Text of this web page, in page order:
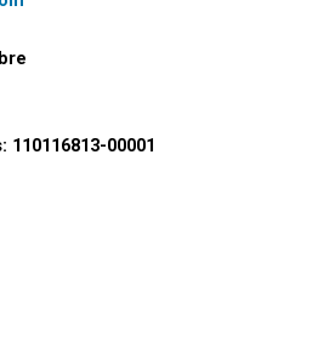
110116813-00001